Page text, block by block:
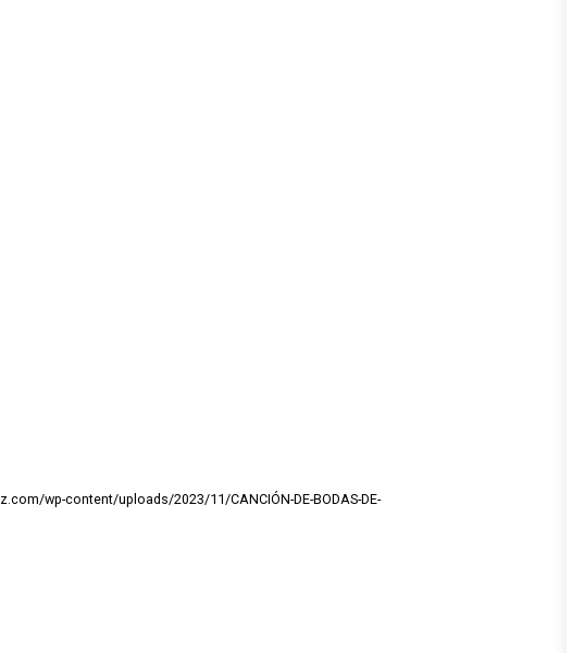
wp-content/uploads/2023/11/CANCIÓN-DE-BODAS-DE-